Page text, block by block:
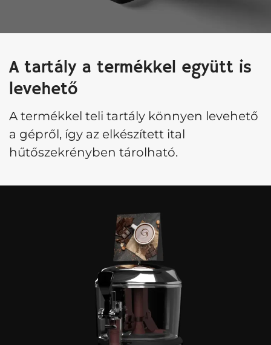
A tartály a termékkel együtt is
levehető
A termékkel teli tartály könnyen levehető
a gépről, így az elkészített ital
hűtőszekrényben tárolható.